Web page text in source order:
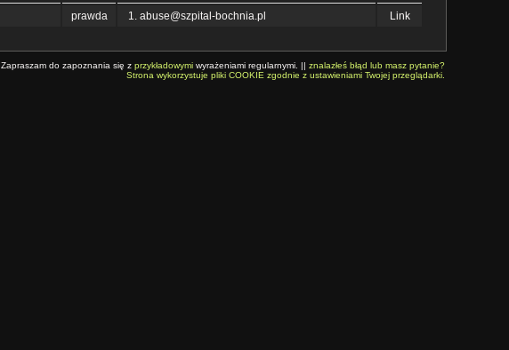
prawda abuse@szpital-bochnia.pl Link
Zapraszam do zapoznania się z przykładowymi wyrażeniami regularnymi. || znalazłeś błąd lub masz pytanie?
Strona wykorzystuje pliki COOKIE zgodnie z ustawieniami Twojej przeglądarki.